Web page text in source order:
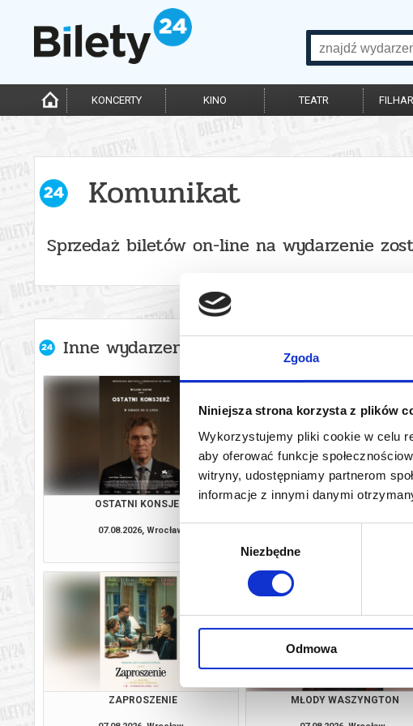
Zgoda
Niniejsza strona korzysta z plików
Wykorzystujemy pliki cookie w celu
aby oferować funkcje
witryny, udostępniamy partnerom
informacje z innymi danymi
Wybór
Niezbędne
Odmowa
KONCERTY KINO TEATR
Komunikat
Sprzedaż biletów on-line na wydarzenie
Inne wydarzenia organizatora
OSTATNI KONSJERŻ
07.08.2026, Wrocław
ODYSEJA
ZAPROSZENIE MŁODY WASZYNGTON